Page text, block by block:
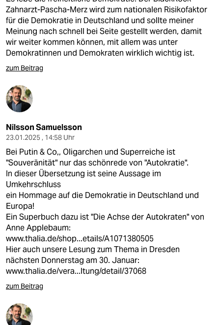
Zahnarzt-Pascha-Merz wird zum nationalen Risikofaktor
für die Demokratie in Deutschland und sollte meiner
Meinung nach schnell bei Seite gestellt werden, damit
wir weiter kommen können, mit allem was unter
Demokratinnen und Demokraten wirklich wichtig ist.
zum Beitrag
Nilsson Samuelsson
23.01.2025 , 14:58 Uhr
Bei Putin & Co,, Oligarchen und Superreiche ist
"Souveränität" nur das schönrede von "Autokratie".
In dieser Übersetzung ist seine Aussage im
Umkehrschluss
ein Hommage auf die Demokratie in Deutschland und
Europa!
Ein Superbuch dazu ist "Die Achse der Autokraten" von
Anne Applebaum:
www.thalia.de/shop...etails/A1071380505
Hier auch unsere Lesung zum Thema in Dresden
nächsten Donnerstag am 30. Januar:
www.thalia.de/vera...ltung/detail/37068
zum Beitrag